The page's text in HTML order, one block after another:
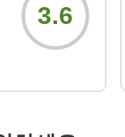
3.6